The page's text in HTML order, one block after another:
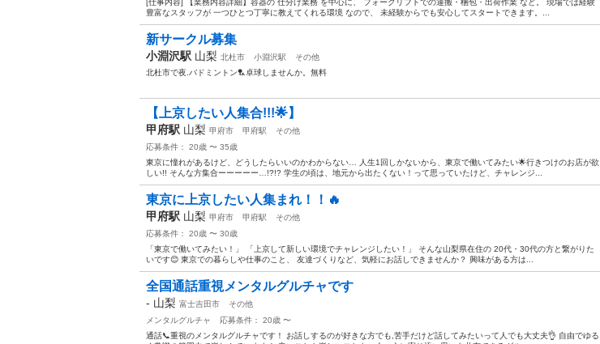
豊富なスタッフが 一つひとつ丁寧に教えてくれる環境 なので、 未経験からでも安心してスタートできます。...
新サークル募集
小淵沢駅 山梨 北杜市 小淵沢駅
その他
北杜市で夜.バドミントン🏸卓球しませんか。無料
【上京したい人集合!!!🌟】
甲府駅 山梨 甲府市 甲府駅
その他
応募条件： 20歳 〜 35歳
東京に憧れがあるけど、どうしたらいいのかわからない… 人生1回しかないから、東京で働いてみたい🌟行きつけのお店が欲
しい!! そんな方集合ーーーーー…!?!? 学生の頃は、地元から出たくない！って思っていたけど、チャレンジ...
東京に上京したい人集まれ！！🔥
甲府駅 山梨 甲府市 甲府駅
その他
応募条件： 20歳 〜 30歳
「東京で働いてみたい！」 「上京して新しい環境でチャレンジしたい！」 そんな山梨県在住の 20代・30代の方と繋がりた
いです😊 東京での暮らしや仕事のこと、 友達づくりなど、気軽にお話しできませんか？ 興味がある方は...
全国通話重視メンタルグルチャです
- 山梨 富士吉田市
その他
メンタルグルチャ
応募条件： 20歳 〜
通話📞重視のメンタルグルチャです！ お話しするのが好きな方でも,苦手だけど話してみたいって人でも大丈夫👌 自由でゆる